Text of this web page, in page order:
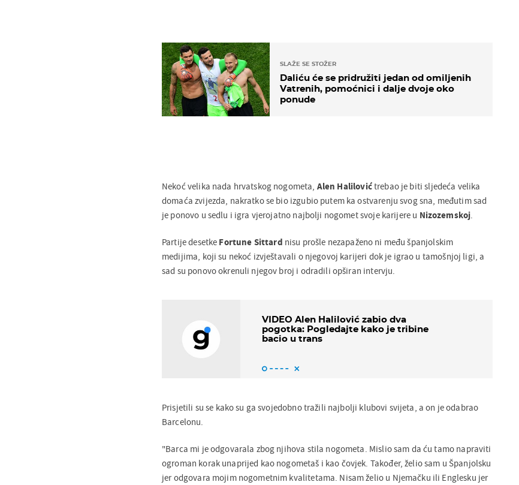
SLAŽE SE STOŽER
Daliću će se pridružiti jedan od omiljenih
Vatrenih, pomoćnici i dalje dvoje oko
ponude
Nekoć velika nada hrvatskog nogometa, Alen Halilovićtrebao je biti sljedeća velika
domaća zvijezda, nakratko se bio izgubio putem ka ostvarenju svog sna, međutim sad
je ponovo u sedlu i igra vjerojatno najbolji nogomet svoje karijere u Nizozemskoj.
Partije desetke Fortune Sittard nisu prošle nezapaženo ni među španjolskim
medijima, koji su nekoć izvještavali o njegovoj karijeri dok je igrao u tamošnjoj ligi, a
sad su ponovo okrenuli njegov broj i odradili opširan intervju.
VIDEO Alen Halilović zabio dva
pogotka: Pogledajte kako je tribine
bacio u trans
Prisjetili su se kako su ga svojedobno tražili najbolji klubovi svijeta, a on je odabrao
Barcelonu.
"Barca mi je odgovarala zbog njihova stila nogometa. Mislio sam da ću tamo napraviti
ogroman korak unaprijed kao nogometaš i kao čovjek. Također, želio sam u Španjolsku
jer odgovara mojim nogometnim kvalitetama. Nisam želio u Njemačku ili Englesku jer